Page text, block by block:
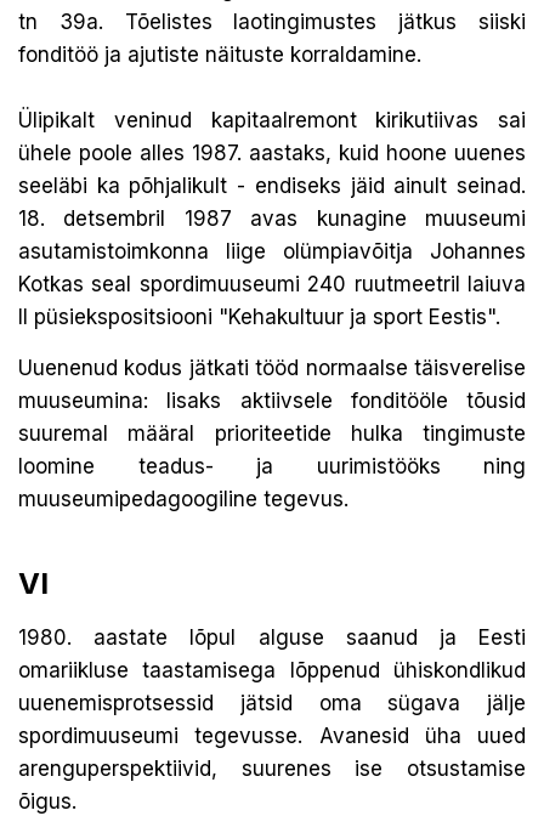
tn 39a. Tõelistes laotingimustes jätkus siiski
fonditöö ja ajutiste näituste korraldamine.
Ülipikalt veninud kapitaalremont kirikutiivas sai
ühele poole alles 1987. aastaks, kuid hoone uuenes
seeläbi ka põhjalikult - endiseks jäid ainult seinad.
18. detsembril 1987 avas kunagine muuseumi
asutamistoimkonna liige olümpiavõitja Johannes
Kotkas seal spordimuuseumi 240 ruutmeetril laiuva
II püsiekspositsiooni "Kehakultuur ja sport Eestis".
Uuenenud kodus jätkati tööd normaalse täisverelise
muuseumina: lisaks aktiivsele fonditööle tõusid
suuremal määral prioriteetide hulka tingimuste
loomine teadus- ja uurimistööks ning
muuseumipedagoogiline tegevus.
VI
1980. aastate lõpul alguse saanud ja Eesti
omariikluse taastamisega lõppenud ühiskondlikud
uuenemisprotsessid jätsid oma sügava jälje
spordimuuseumi tegevusse. Avanesid üha uued
arenguperspektiivid, suurenes ise otsustamise
õigus.